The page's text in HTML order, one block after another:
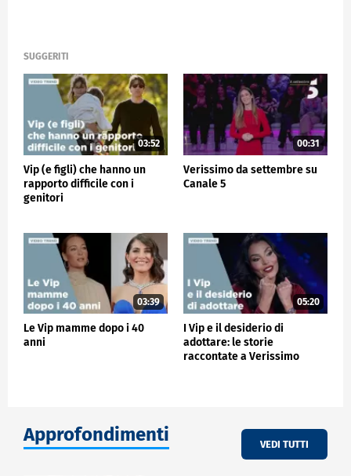
SUGGERITI
03:52
Vip (e figli) che hanno un
rapporto difficile con i
genitori
00:31
Verissimo da settembre su
Canale 5
03:39
Le Vip mamme dopo i 40
anni
05:20
I Vip e il desiderio di
adottare: le storie
raccontate a Verissimo
Approfondimenti VEDI TUTTI